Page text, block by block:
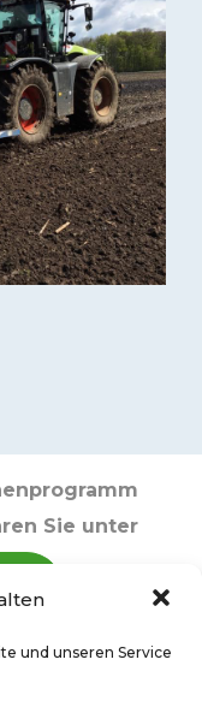
und unseren Service
Sie unter